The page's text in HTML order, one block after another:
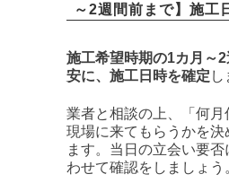
～2週間前まで】施工
施工希望時期の1カ月～2
安に、施工日時を確定 し
業者と相談の上、「何月
現場に来てもらうかを決
ます。当日の立会い要
わせて確認をしましょう